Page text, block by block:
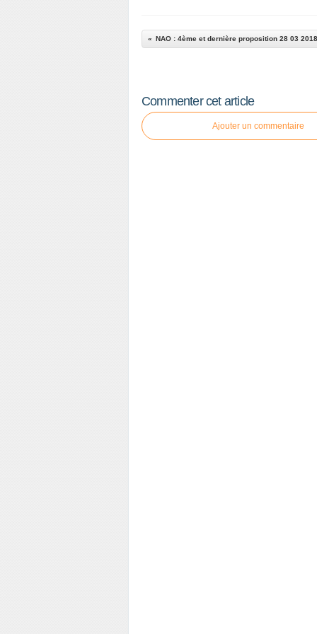
NAO : 4ème et dernière proposition 28 03 2018
Commenter cet article
Ajouter un commentaire